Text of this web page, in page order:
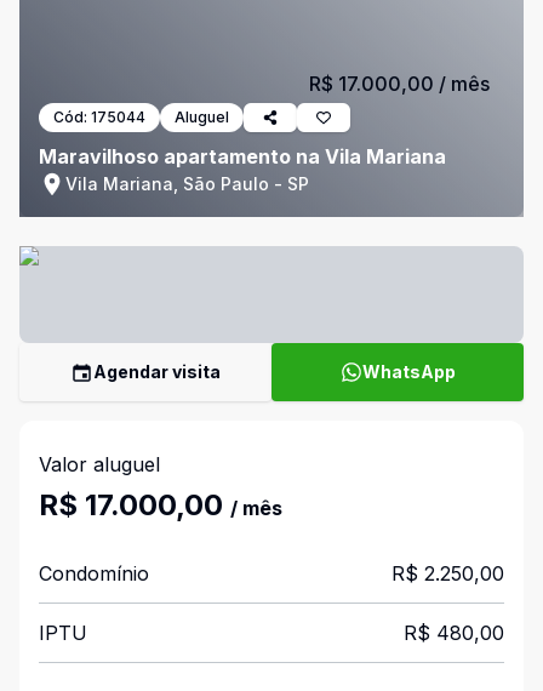
Cód: 175044 Aluguel
Maravilhoso apartamento na Vila Mariana
Vila Mariana, São Paulo - SP
R$ 17.000,00 / mês
Agendar visita WhatsApp
Valor aluguel
R$ 17.000,00 / mês
Condomínio R$ 2.250,00
IPTU R$ 480,00